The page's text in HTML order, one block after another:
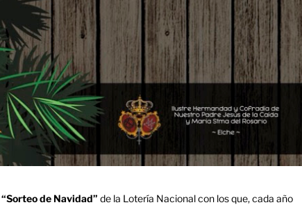
“Sorteo de Navidad” de la Lotería Nacional con los que, cada año